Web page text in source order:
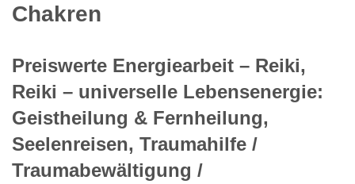
Chakren
Preiswerte Energiearbeit – Reiki,
Reiki – universelle Lebensenergie:
Geistheilung & Fernheilung,
Seelenreisen, Traumahilfe /
Traumabewältigung /